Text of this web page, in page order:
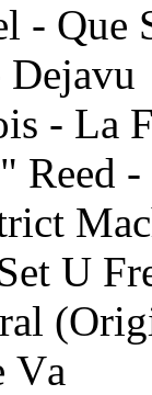
- Quе
- Lа
Rееd -
U
Vа